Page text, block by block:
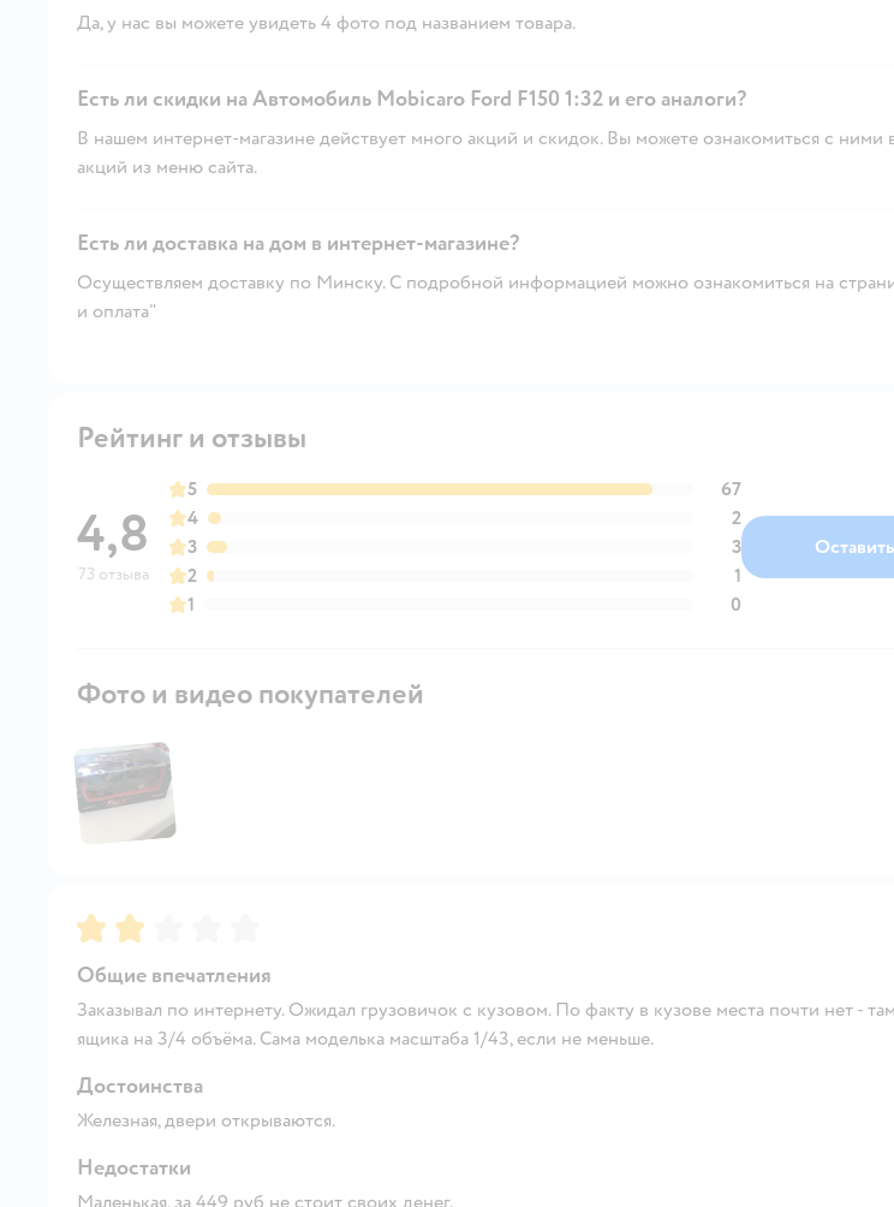
Да, у нас вы можете увидеть 4 фото под названием товара.
Есть ли скидки на Автомобиль Mobicaro Ford F150 1:32 и его аналоги?
В нашем интернет-магазине действует много акций и скидок. Вы можете ознакомиться с ними
акций из меню сайта.
Есть ли доставка на дом в интернет-магазине?
Осуществляем доставку по Минску. С подробной информацией можно ознакомиться на
и оплата"
Рейтинг и отзывы
4,8
73 отзыва
5
67
4
2
3
3
2
1
1
0
Фото и видео покупателей
Рейтинг:
Общие впечатления
Заказывал по интернету. Ожидал грузовичок с кузовом. По факту в кузове места почти нет -
ящика на 3/4 объёма. Сама моделька масштаба 1/43, если не меньше.
Достоинства
Железная, двери открываются.
Недостатки
Маленькая, за 449 руб не стоит своих денег.